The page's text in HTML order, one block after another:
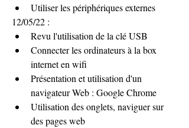
Utiliser les périphériques externes
12/05/22 :
Revu l'utilisation de la clé USB
Connecter les ordinateurs à la box
internet en wifi
Présentation et utilisation d'un
navigateur Web : Google Chrome
Utilisation des onglets, naviguer sur
des pages web